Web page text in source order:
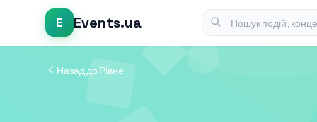
E Events.ua
Назад до Рівне